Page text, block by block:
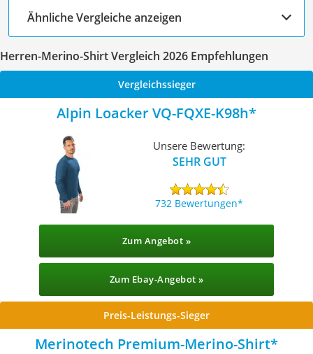
Ähnliche Vergleiche anzeigen
Herren-Merino-Shirt Vergleich 2026 Empfehlungen
Vergleichssieger
Alpin Loacker VQ-FQXE-K98h
Unsere Bewertung:
SEHR GUT
732 Bewertungen
Zum Angebot »
Zum Ebay-Angebot »
Preis-Leistungs-Sieger
Merinotech Premium-Merino-Shirt